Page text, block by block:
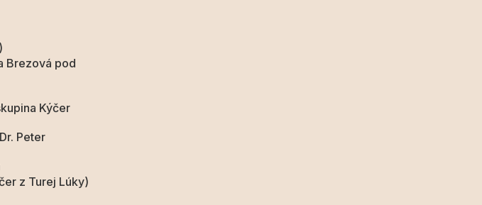
Brezová pod
Kýčer
Peter
z Turej Lúky)